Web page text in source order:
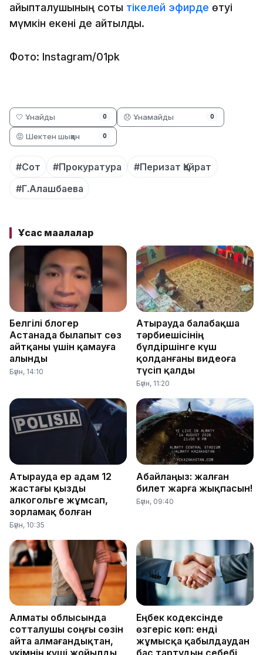
айыпталушының соты тікелей эфирде өтуі
мүмкін екені де айтылды.
Фото: Instagram/01pk
🤍 Ұнайды 0 😞 Ұнамайды 0
😡 Шектен шыққан 0
#Сот #Прокуратура
#Перизат Қайрат
#Г.Алашбаева
Ұқсас мақалалар
Белгілі блогер
Астанада былапыт сөз
айтқаны үшін қамауға
алынды
Бүгін, 14:10
Атырауда балабақша
тәрбиешісінің
бүлдіршінге күш
қолданғаны видеоға
түсіп қалды
Бүгін, 11:20
Атырауда ер адам 12
жастағы қызды
алкогольге жұмсап,
зорламақ болған
Бүгін, 10:35
Абайлаңыз: жалған
билет жарға жықпасын!
Бүгін, 09:40
Алматы облысында
сотталушы соңғы сөзін
айта алмағандықтан,
үкімнің күші жойылды
Еңбек кодексінде
өзгеріс көп: енді
жұмысқа қабылдаудан
бас тартудың себебі